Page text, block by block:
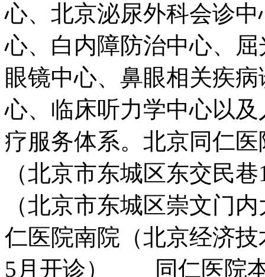
心、北京泌尿外科会诊
心、白内障防治中心、
眼镜中心、鼻眼相关疾
心、临床听力学中心以
疗服务体系。北京同仁
（北京市东城区东交民
（北京市东城区崇文门
仁医院南院（北京经济
5月开诊） 同仁医院本